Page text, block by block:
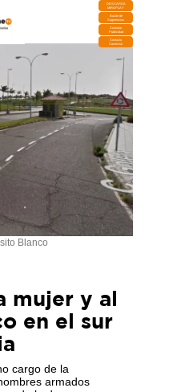
DESCARGA
MIRAPLAY
Buzón de
Sugerencias
Contratar
Publicidad
Contacto
Comercial
Blanco
mujer y al
en el sur
cargo de la
armados